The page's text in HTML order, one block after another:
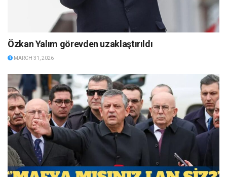
Özkan Yalım görevden uzaklaştırıldı
MARCH 31, 2026